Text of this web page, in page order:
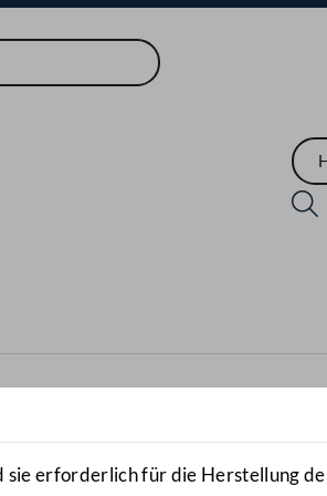
öffnen
sie erforderlich für die Herstellung